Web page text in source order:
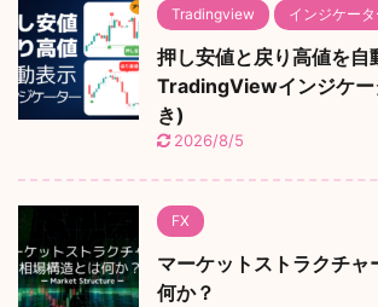
Tradingview インジケータ
押し安値と戻り高値を自
TradingViewインジケー
き)
2026/8/5
FX
マーケットストラクチャ
何か？